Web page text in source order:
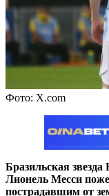
Фото: X.com
Бразильская
Лионель Месси
пострадавшим от